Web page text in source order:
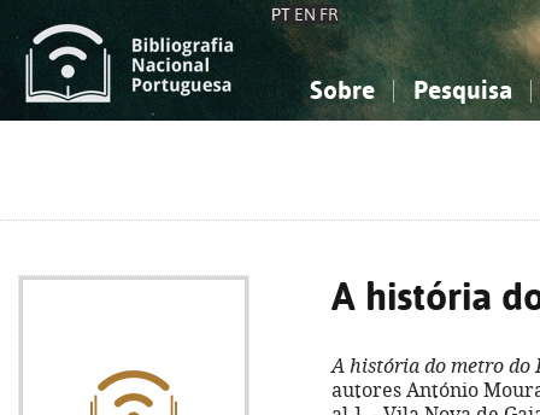
PT EN FR
Sobre Pesquisa
A história
A história do metro do
autores António